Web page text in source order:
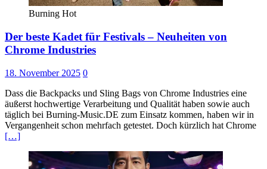
Burning Hot
Der beste Kadet für Festivals – Neuheiten von
Chrome Industries
18. November 2025 0
Dass die Backpacks und Sling Bags von Chrome Industries eine
äußerst hochwertige Verarbeitung und Qualität haben sowie auch
täglich bei Burning-Music.DE zum Einsatz kommen, haben wir in
Vergangenheit schon mehrfach getestet. Doch kürzlich hat Chrome
[…]